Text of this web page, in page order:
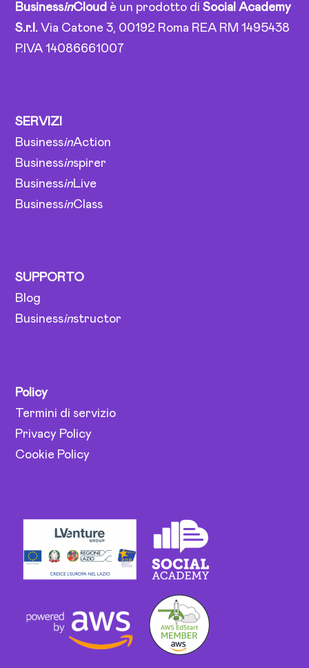
BusinessinCloud è un prodotto di Social Academy
S.r.l. Via Catone 3, 00192 Roma REA RM 1495438
P.IVA 14086661007
SERVIZI
BusinessinAction
Businessinspirer
BusinessinLive
BusinessinClass
SUPPORTO
Blog
Businessinstructor
Policy
Termini di servizio
Privacy Policy
Cookie Policy